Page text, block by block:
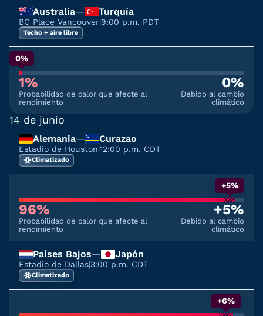
Australia— Turquía
BC Place Vancouver|9:00 p.m. PDT
Techo + aire libre
0%
1%
Probabilidad de calor que afecte al
rendimiento
0%
Debido al cambio
climático
14 de junio
Alemania— Curazao
Estadio de Houston|12:00 p.m. CDT
Climatizado
+5%
96%
Probabilidad de calor que afecte al
rendimiento
+5%
Debido al cambio
climático
Países Bajos— Japón
Estadio de Dallas|3:00 p.m. CDT
Climatizado
+6%